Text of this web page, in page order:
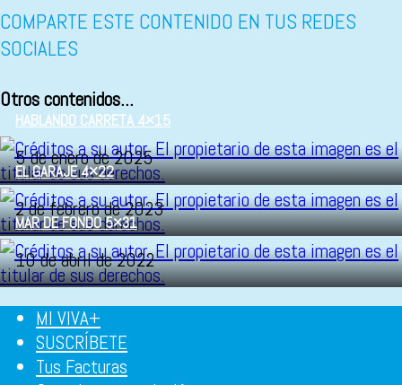
COMPARTE ESTE CONTENIDO EN TUS REDES
SOCIALES
Otros contenidos...
HABLANDO CARRETA 4×15
5 de enero de 2025
EL GARAJE 4×22
2 de febrero de 2023
MAR DE FONDO 5×31
10 de abril de 2022
MI VIVA+
SUSCRÍBETE
Tus Facturas